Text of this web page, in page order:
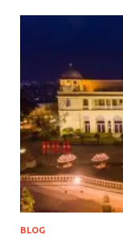
BLOG